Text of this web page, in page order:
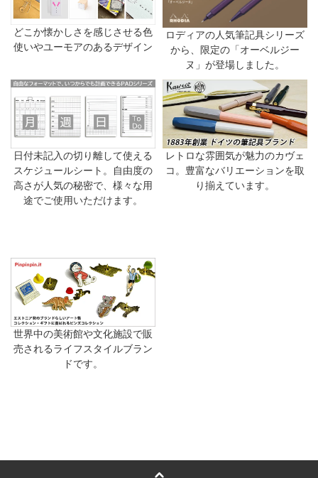
どこか懐かしさを感じさせる色
使いやユーモアのあるデザイン
ロディアの人気筆記具シリーズ
から、限定の「オーベルジー
ヌ」が登場しました。
日付未記入の切り離して使える
スケジュールシート。自由度の
高さが人気の秘密で、様々な用
途でご使用いただけます。
レトロな雰囲気が魅力のカヴェ
コ。豊富なバリエーションを取
り揃えています。
世界中の美術館や文化施設で販
売されるライフスタイルブラン
ドです。